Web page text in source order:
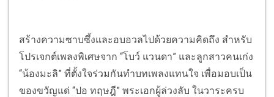
สร้างความซาบซึ้งและอบอวลไปด้วยความคิดถึง สำหรับ
โปรเจกต์เพลงพิเศษจาก “โบว์ แวนดา” และลูกสาวคนเก่ง
“น้องมะลิ” ที่ตั้งใจร่วมกันทำบทเพลงแทนใจ เพื่อมอบเป็น
ของขวัญแด่ “ปอ ทฤษฎี” พระเอกผู้ล่วงลับ ในวาระครบ